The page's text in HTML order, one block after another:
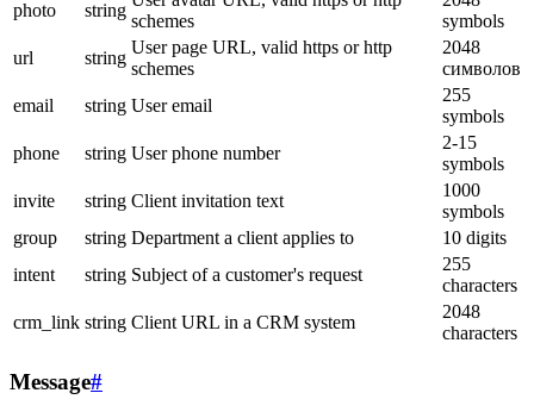
photo
string
schemes
symbols
url
string
User page URL, valid https or http
schemes
2048
символов
email
string User email
255
symbols
phone
string User phone number
2-15
symbols
invite
string Client invitation text
1000
symbols
group
string Department a client applies to
10 digits
intent
string Subject of a customer's request
255
characters
crm_link string Client URL in a CRM system
2048
characters
Message#